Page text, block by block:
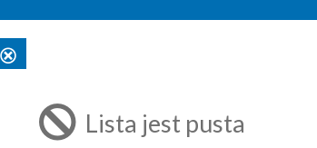
Lista jest pusta